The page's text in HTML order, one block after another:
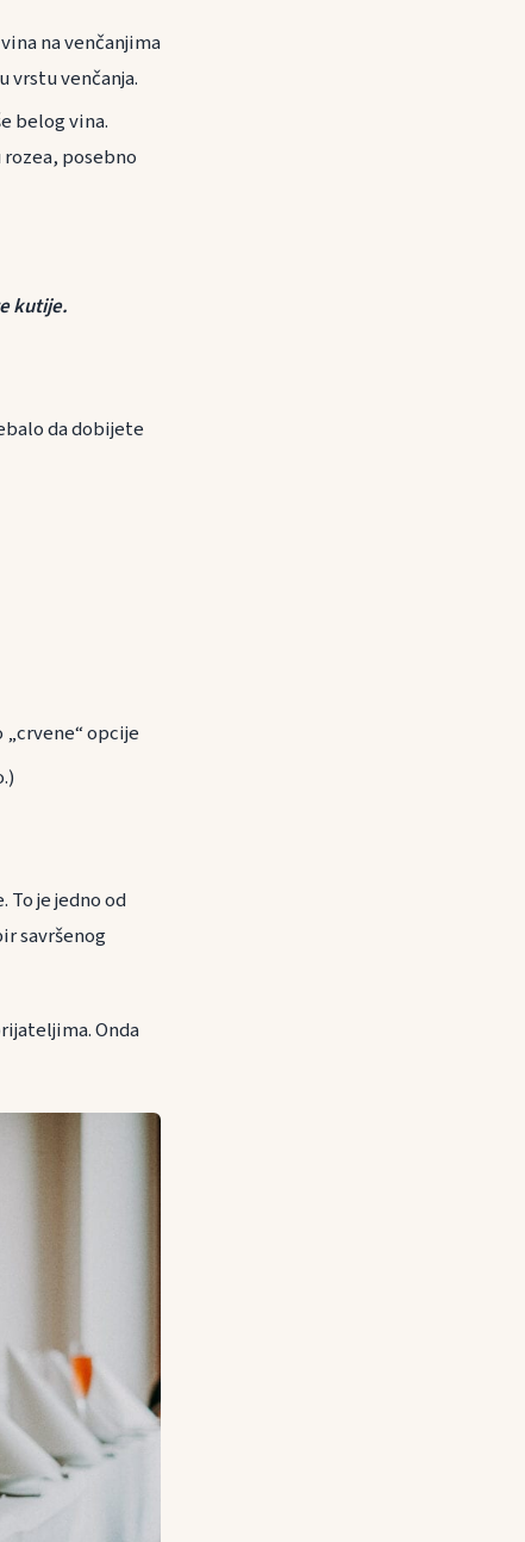
na venčanjima
vrstu venčanja.
belog vina.
posebno
kutije.
da dobijete
opcije
je jedno od
savršenog
Onda